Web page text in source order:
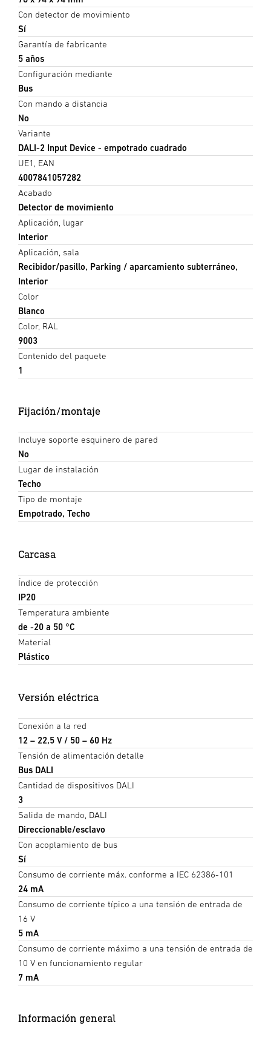
Con detector de movimiento
Sí
Garantía de fabricante
5 años
Configuración mediante
Bus
Con mando a distancia
No
Variante
DALI-2 Input Device - empotrado cuadrado
UE1, EAN
4007841057282
Acabado
Detector de movimiento
Aplicación, lugar
Interior
Aplicación, sala
Recibidor/pasillo, Parking / aparcamiento subterráneo,
Interior
Color
Blanco
Color, RAL
9003
Contenido del paquete
1
Fijación/montaje
Incluye soporte esquinero de pared
No
Lugar de instalación
Techo
Tipo de montaje
Empotrado, Techo
Carcasa
Índice de protección
IP20
Temperatura ambiente
de -20 a 50 °C
Material
Plástico
Versión eléctrica
Conexión a la red
12 – 22,5 V / 50 – 60 Hz
Tensión de alimentación detalle
Bus DALI
Cantidad de dispositivos DALI
3
Salida de mando, DALI
Direccionable/esclavo
Con acoplamiento de bus
Sí
Consumo de corriente máx. conforme a IEC 62386-101
24 mA
Consumo de corriente típico a una tensión de entrada de
16 V
5 mA
Consumo de corriente máximo a una tensión de entrada de
10 V en funcionamiento regular
7 mA
Información general